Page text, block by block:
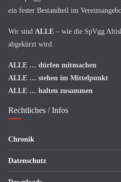
ein fester Bestandteil im
Wir sind ALLE – wie die SpVgg
abgekürzt wird.
ALLE … dürfen mitmachen
ALLE … stehen im Mittelpunkt
ALLE … halten zusammen
Rechtliches / Infos
Chronik
Datenschutz